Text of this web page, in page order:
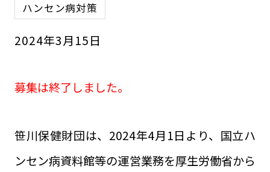
ハンセン病対策
2024年3月 15日
募集は終了しました。
笹川保健財団は、2024年4月1日より、国立ハ
ンセン病資料館等の運営業務を厚生労働省から